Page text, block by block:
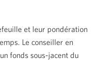
et leur pondération
Le conseiller en
fonds sous-jacent du